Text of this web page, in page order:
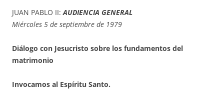
JUAN PABLO II:AUDIENCIA GENERAL
Miércoles 5 de septiembre de 1979
Diálogo con Jesucristo sobre los fundamentos del
matrimonio
Invocamos al Espíritu Santo.